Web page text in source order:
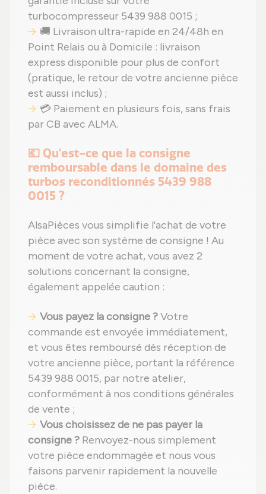
turbocompresseur 5439 988 0015 ;
🚚 Livraison ultra-rapide en 24/48h en
Point Relais ou à Domicile : livraison
express disponible pour plus de confort
(pratique, le retour de votre ancienne pièce
est aussi inclus) ;
💳 Paiement en plusieurs fois, sans frais
par CB avec ALMA.
💶 Qu'est-ce que la consigne
remboursable dans le domaine des
turbos reconditionnés 5439 988
0015 ?
AlsaPièces vous simplifie l'achat de votre
pièce avec son système de consigne ! Au
moment de votre achat, vous avez 2
solutions concernant la consigne,
également appelée caution :
Vous payez la consigne ?Votre
commande est envoyée immédiatement,
et vous êtes remboursé dès réception de
votre ancienne pièce, portant la référence
5439 988 0015, par notre atelier,
conformément à nos conditions générales
de vente ;
Vous choisissez de ne pas payer la
consigne ? Renvoyez-nous simplement
votre pièce endommagée et nous vous
faisons parvenir rapidement la nouvelle
pièce.